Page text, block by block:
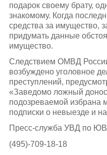
подарок своему брату,
знакомому. Когда
средства за имущество,
придумать данные
имущество.
Следствием ОМВД
возбуждено уголовное
преступлений,
«Заведомо ложный
подозреваемой избрана
подписки о невыезде и
Пресс-служба УВД по
(495)-709-18-18